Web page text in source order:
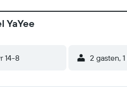
YaYee
14-8 2 gasten,